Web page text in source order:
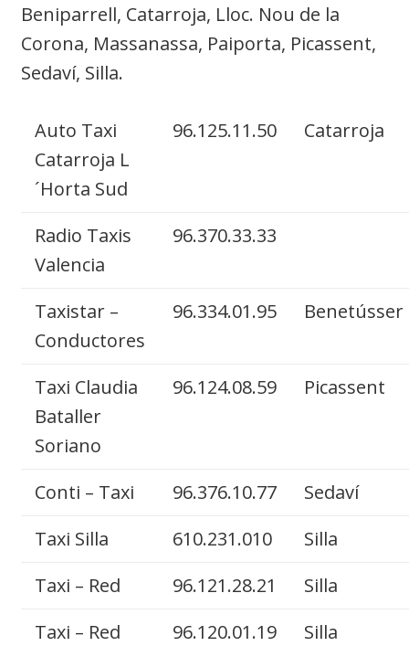
Beniparrell, Catarroja, Lloc. Nou de la
Corona, Massanassa, Paiporta, Picassent,
Sedaví, Silla.
Auto Taxi
Catarroja L
´Horta Sud
96.125.11.50 Catarroja
Radio Taxis
Valencia
96.370.33.33
Taxistar –
Conductores
96.334.01.95 Benetússer
Taxi Claudia
Bataller
Soriano
96.124.08.59 Picassent
Conti – Taxi 96.376.10.77
Sedaví
Taxi Silla
610.231.010
Silla
Taxi – Red
96.121.28.21
Silla
Taxi – Red
96.120.01.19 Silla